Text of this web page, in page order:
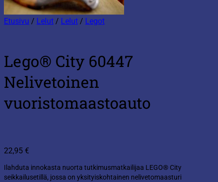
Etusivu / Lelut / Lelut / Legot
Lego® City 60447
Nelivetoinen
vuoristomaastoauto
22,95 €
Ilahduta innokasta nuorta tutkimusmatkailijaa LEGO® City
seikkailusetillä, jossa on yksityiskohtainen nelivetomaasturi